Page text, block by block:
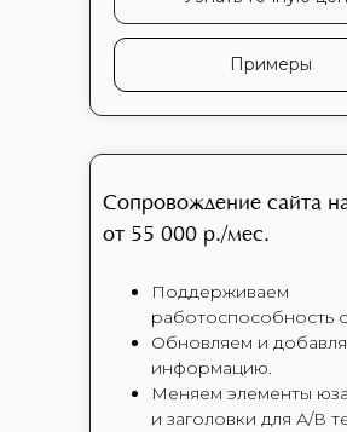
Сопровождение сайта
от 55 000 р./мес.
Поддерживаем
работоспособность
Обновляем и
информацию.
Меняем элементы
и заголовки для А/В
Примеры